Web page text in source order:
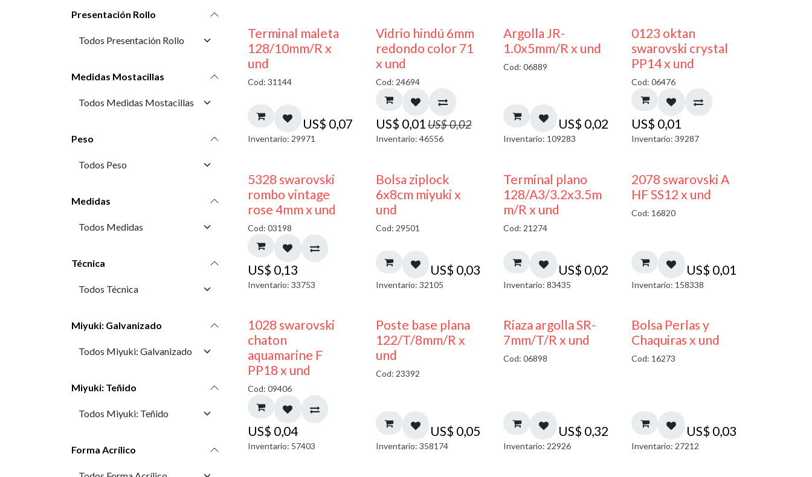
Presentación Rollo
Medidas Mostacillas
Peso
Medidas
Técnica
Miyuki: Galvanizado
Miyuki: Teñido
Forma Acrílico
Terminal maleta
128/10mm/R x
und
Cod: 31144
US$ 0,07
Inventario: 29971
40% DESCUENTO
Vidrio hindú 6mm
redondo color 71
x und
Cod: 24694
US$ 0,01US$0,02
Inventario: 46556
Argolla JR-
1.0x5mm/R x und
Cod: 06889
US$ 0,02
Inventario: 109283
0123 oktan
swarovski crystal
PP14 x und
Cod: 06476
US$ 0,01
Inventario: 39287
5328 swarovski
rombo vintage
rose 4mm x und
Cod: 03198
US$ 0,13
Inventario: 33753
¡NUEVO!
Bolsa ziplock
6x8cm miyuki x
und
Cod: 29501
US$ 0,03
Inventario: 32105
Terminal plano
128/A3/3.2x3.5m
m/R x und
Cod: 21274
US$ 0,02
Inventario: 83435
2078 swarovski A
HF SS12 x und
Cod: 16820
US$ 0,01
Inventario: 158338
1028 swarovski
chaton
aquamarine F
PP18 x und
Cod: 09406
US$ 0,04
Inventario: 57403
Poste base plana
122/T/8mm/R x
und
Cod: 23392
US$ 0,05
Inventario: 358174
Riaza argolla SR-
7mm/T/R x und
Cod: 06898
US$ 0,32
Inventario: 22926
Bolsa Perlas y
Chaquiras x und
Cod: 16273
US$ 0,03
Inventario: 27212